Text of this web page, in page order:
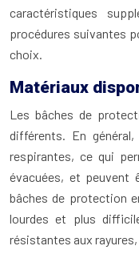
caractéristiques
procédures suivantes
choix.
Matériaux
Les bâches de
différents. En
respirantes, ce qui
évacuées, et peuvent
bâches de protection
lourdes et plus
résistantes aux rayures,